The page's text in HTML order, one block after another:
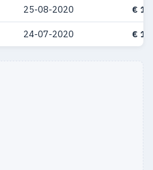
25-08-2020 €
24-07-2020 €